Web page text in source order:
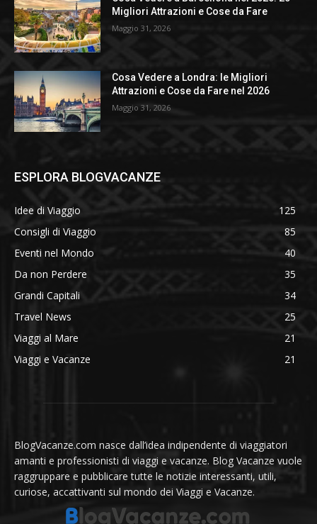
Migliori Attrazioni e Cose da Fare
Maggio 31, 2026
Cosa Vedere a Londra: le Migliori
Attrazioni e Cose da Fare nel 2026
Maggio 31, 2026
ESPLORA BLOGVACANZE
Idee di Viaggio
125
Consigli di Viaggio
85
Eventi nel Mondo
40
Da non Perdere
35
Grandi Capitali
34
Travel News
25
Viaggi al Mare
21
Viaggi e Vacanze
21
BlogVacanze.com nasce dall’idea indipendente di viaggiatori
amanti e professionisti di viaggi e vacanze. Blog Vacanze vuole
raggruppare e pubblicare tutte le notizie interessanti, utili,
curiose, accattivanti sul mondo dei Viaggi e Vacanze.